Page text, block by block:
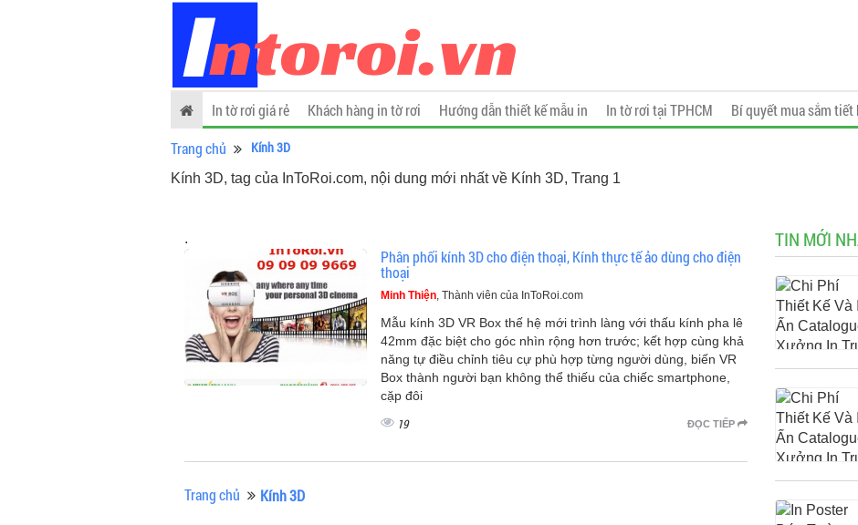
In tờ rơi giá rẻ Khách hàng in tờ rơi Hướng dẫn thiết kế mẫu in In tờ rơi tại TPHCM
Bí quyết mua sắm tiết
Trang chủ
Kính 3D
Kính 3D, tag của InToRoi.com, nội dung mới nhất về Kính 3D, Trang 1
.
Phân phối kính 3D cho điện thoại, Kính thực tế ảo dùng cho điện
thoại
Minh Thiện, Thành viên của InToRoi.com
Mẫu kính 3D VR Box thế hệ mới trình làng với thấu kính pha lê
42mm đặc biệt cho góc nhìn rộng hơn trước; kết hợp cùng khả
năng tự điều chỉnh tiêu cự phù hợp từng người dùng, biến VR
Box thành người bạn không thể thiếu của chiếc smartphone,
cặp đôi
ĐỌC TIẾP
19
Trang chủ Kính 3D
TIN MỚI